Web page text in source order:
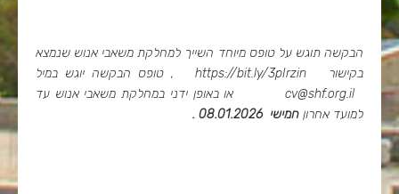
הבקשה תוגש על טופס מיוחד השייך למחלקת משאבי אנוש שנמצא
בקישור
https://bit.ly/3pIrzin
, טופס הבקשה יוגש במיל
cv@shf.org.il
או באופן ידני במחלקת משאבי אנוש עד
למועד אחרון חמישי 08.01.2026 .